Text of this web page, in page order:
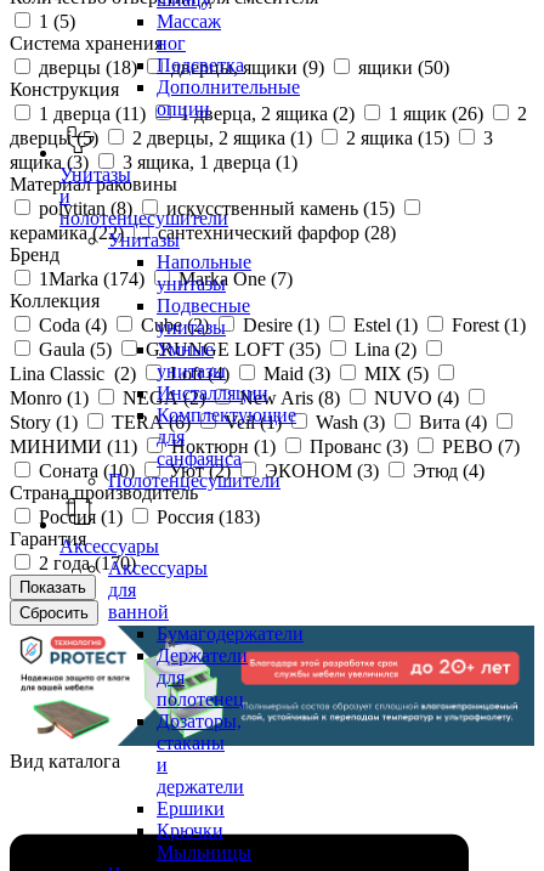
Массаж
ног
Подсветка
Дополнительные
опции
Унитазы
и
полотенцесушители
Унитазы
Напольные
унитазы
Подвесные
унитазы
Умные
унитазы
Инсталляции
Комплектующие
для
санфаянса
Полотенцесушители
Аксессуары
Аксессуары
для
ванной
Бумагодержатели
Держатели
для
полотенец
Дозаторы,
стаканы
и
держатели
Ершики
Крючки
Мыльницы
1 (5)
Система хранения
дверцы (18) дверцы, ящики (9) ящики (50)
Конструкция
1 дверца (11) 1 дверца, 2 ящика (2) 1 ящик (26)
2
дверцы (5) 2 дверцы, 2 ящика (1) 2 ящика (15)
3
ящика (3) 3 ящика, 1 дверца (1)
Материал раковины
polytitan (8) искусственный камень (15)
керамика (22) сантехнический фарфор (28)
Бренд
1Marka (174) Marka One (7)
Коллекция
Coda (4) Cube (2) Desire (1) Estel (1) Forest (1)
Gaula (5) GRUNGE LOFT (35) Lina (2)
Lina Classic (2) Loft (4) Maid (3) MIX (5)
Monro (1) NEGA (2) New Aris (8) NUVO (4)
Story (1) TERA (6) Veil (1) Wash (3) Вита (4)
МИНИМИ (11) Ноктюрн (1) Прованс (3) РЕВО (7)
Соната (10) Уют (2) ЭКОНОМ (3) Этюд (4)
Страна производитель
Россия (1) Россия (183)
Гарантия
2 года (170)
Вид каталога